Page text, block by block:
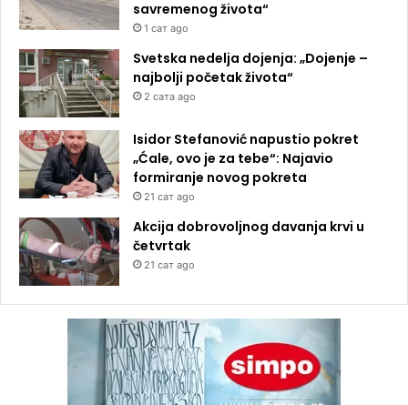
savremenog života“
1 сат ago
Svetska nedelja dojenja: „Dojenje –
najbolji početak života“
2 сата ago
Isidor Stefanović napustio pokret
„Ćale, ovo je za tebe“: Najavio
formiranje novog pokreta
21 сат ago
Akcija dobrovoljnog davanja krvi u
četvrtak
21 сат ago